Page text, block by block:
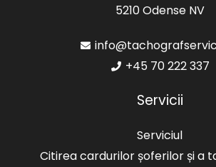
5210 Odense NV
+45 70 222 337
Servicii
Serviciul
Citirea cardurilor șoferilor și a